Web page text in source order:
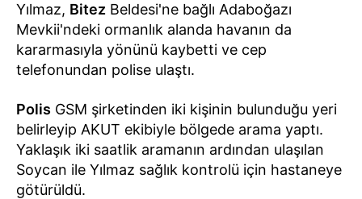
Yılmaz, Bitez Beldesi'ne bağlı Adaboğazı
Mevkii'ndeki ormanlık alanda havanın da
kararmasıyla yönünü kaybetti ve cep
telefonundan polise ulaştı.
Polis GSM şirketinden iki kişinin bulunduğu yeri
belirleyip AKUT ekibiyle bölgede arama yaptı.
Yaklaşık iki saatlik aramanın ardından ulaşılan
Soycan ile Yılmaz sağlık kontrolü için hastaneye
götürüldü.